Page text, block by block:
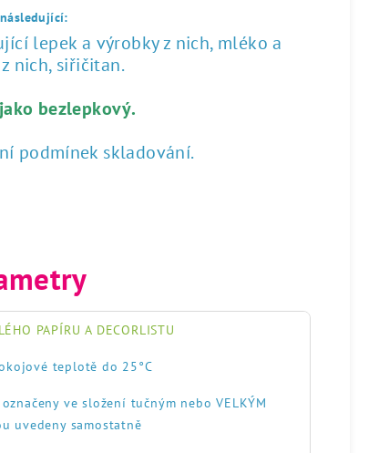
lepek a výrobky z nich, mléko a
nich, siřičitan.
bezlepkový.
podmínek skladování.
PAPÍRU A DECORLISTU
teplotě do 25°C
ve složení tučným nebo VELKÝM
uvedeny samostatně